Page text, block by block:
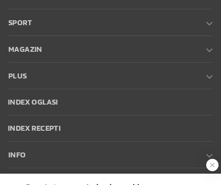
SPORT
MAGAZIN
PLUS
INDEX OGLASI
INDEX RECEPTI
INFO